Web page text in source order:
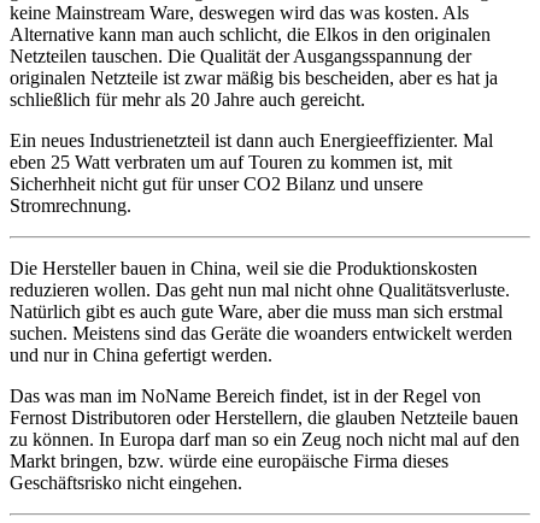
keine Mainstream Ware, deswegen wird das was kosten. Als
Alternative kann man auch schlicht, die Elkos in den originalen
Netzteilen tauschen. Die Qualität der Ausgangsspannung der
originalen Netzteile ist zwar mäßig bis bescheiden, aber es hat ja
schließlich für mehr als 20 Jahre auch gereicht.
Ein neues Industrienetzteil ist dann auch Energieeffizienter. Mal
eben 25 Watt verbraten um auf Touren zu kommen ist, mit
Sicherhheit nicht gut für unser CO2 Bilanz und unsere
Stromrechnung.
Die Hersteller bauen in China, weil sie die Produktionskosten
reduzieren wollen. Das geht nun mal nicht ohne Qualitätsverluste.
Natürlich gibt es auch gute Ware, aber die muss man sich erstmal
suchen. Meistens sind das Geräte die woanders entwickelt werden
und nur in China gefertigt werden.
Das was man im NoName Bereich findet, ist in der Regel von
Fernost Distributoren oder Herstellern, die glauben Netzteile bauen
zu können. In Europa darf man so ein Zeug noch nicht mal auf den
Markt bringen, bzw. würde eine europäische Firma dieses
Geschäftsrisko nicht eingehen.